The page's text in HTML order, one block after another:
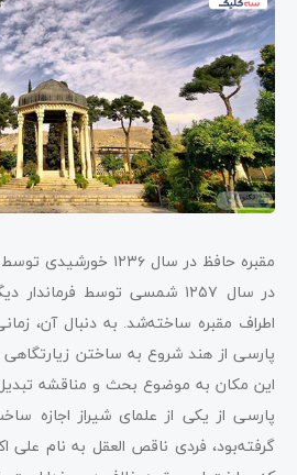
مقبره حافظ در سال
در سال ۱۲۵۷ شمسی توسط
پارسی از هند شروع به ساختن زیارتگاهی
این مکان به موضوع بحث و مناقشه
پارسی از یکی از علمای شیراز اجازه
گرفته‌بود، فردی ناقص العقل به نام علی